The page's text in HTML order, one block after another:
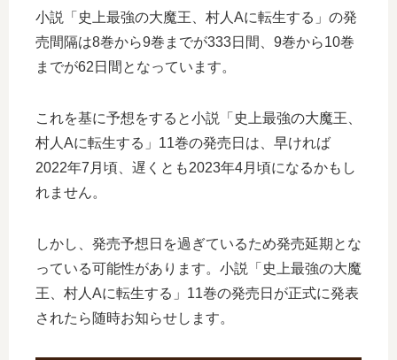
小説「史上最強の大魔王、村人Aに転生する」の発
売間隔は8巻から9巻までが333日間、9巻から10巻
までが62日間となっています。
これを基に予想をすると小説「史上最強の大魔王、
村人Aに転生する」11巻の発売日は、早ければ
2022年7月頃、遅くとも2023年4月頃になるかもし
れません。
しかし、発売予想日を過ぎているため発売延期とな
っている可能性があります。小説「史上最強の大魔
王、村人Aに転生する」11巻の発売日が正式に発表
されたら随時お知らせします。